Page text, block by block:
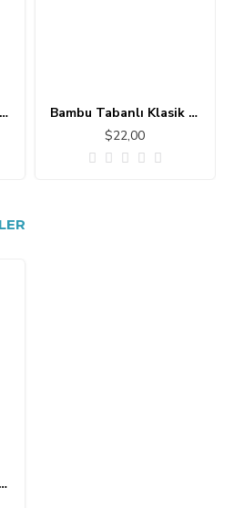
Bambu Tabanlı Çocuk Halısı MC101
Bambu Tabanlı Klasik Halı MS109
$22,00
Bambu Tabanlı Klasik Halı MS447